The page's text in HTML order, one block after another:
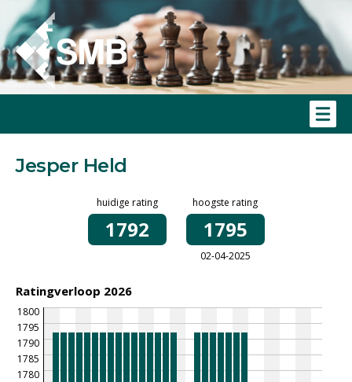
Jesper Held
huidige rating
1792
hoogste rating
1795
02-04-2025
Ratingverloop 2026
1800
1795
1790
1785
1780